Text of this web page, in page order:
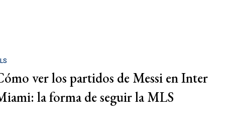
ver los partidos de Messi en Inter
la forma de seguir la MLS